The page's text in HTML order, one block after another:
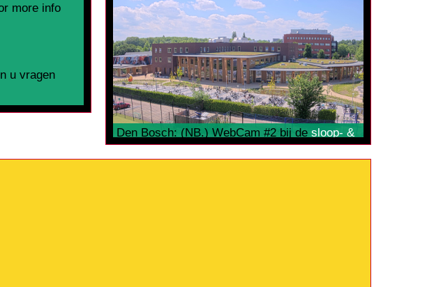
more info
u vragen
Den Bosch: (NB.) WebCam #2 bij de sloop- &